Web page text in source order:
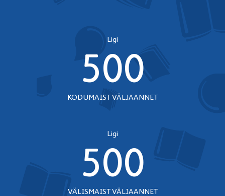
Ligi
500
KODUMAIST VÄLJAANNET
Ligi
500
VÄLISMAIST VÄLJAANNET